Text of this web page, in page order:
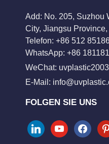
Add: No. 205, Suzhou
City, Jiangsu
Telefon: +86 512
WhatsApp: +86
WeChat: uvplastic2003
E-Mail:
FOLGEN SIE UNS
linkedinyoutubefacebook